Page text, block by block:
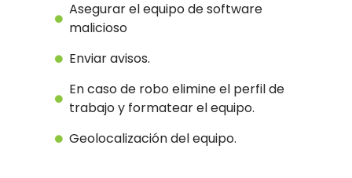
Asegurar el equipo de software
malicioso
Enviar avisos.
En caso de robo elimine el perfil de
trabajo y formatear el equipo.
Geolocalización del equipo.